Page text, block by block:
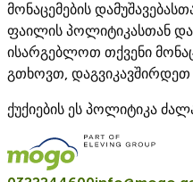
მონაცემების
ფაილის პოლიტიკასთან
ისარგებლოთ თქვენი
გთხოვთ,
ქუქიების ეს პოლიტიკა